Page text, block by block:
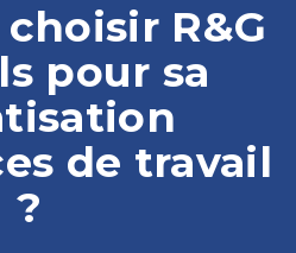
R&G
pour sa
de travail
?